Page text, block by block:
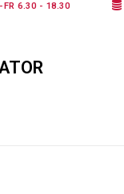
FR 6.30 - 18.30